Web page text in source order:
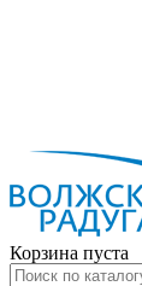
Корзина пуста